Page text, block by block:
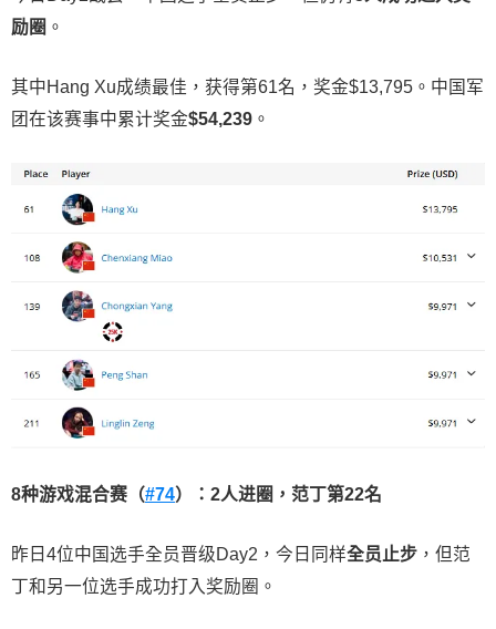
励圈 。
其中Hang Xu成绩最佳，获得第61名，奖金$13,795。中国军
团在该赛事中累计奖金$54,239 。
8种游戏混合赛（#74）： 2人进圈，范丁第22名
昨日4位中国选手全员晋级Day2，今日同样全员止步 ，但范
丁和另一位选手成功打入奖励圈。